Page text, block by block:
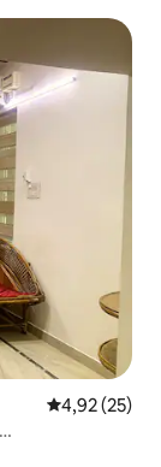
4,92 af 5 í
4,92 (25)